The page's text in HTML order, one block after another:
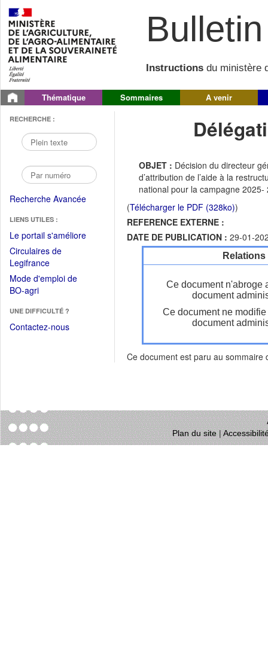
Instructions du ministère
Thématique Sommaires A venir
RECHERCHE :
Recherche Avancée
LIENS UTILES :
Le portail s'améliore(Fichier
Circulaires de
Legifrance(Ouvrir
dans
une
fenêtre)
Mode d'emploi de
BO-agri(Ouvrir
une
nouvelle
UNE DIFFICULTÉ ?
Contactez-nous
OBJET : Décision du directeur
d’attribution de l’aide à la
national pour la campagne 2025-
(Télécharger le PDF (328ko))
REFERENCE EXTERNE :
DATE DE PUBLICATION : 29-01-
Ce document n'abroge
document
Ce document ne
document
Ce document est paru au sommaire
Plan du site|